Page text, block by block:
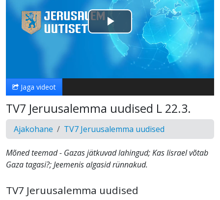
Esita
video
Jaga videot
TV7 Jeruusalemma uudised L 22.3.
Ajakohane TV7 Jeruusalemma uudised
Mõned teemad - Gazas jätkuvad lahingud; Kas Iisrael võtab
Gaza tagasi?; Jeemenis algasid rünnakud.
TV7 Jeruusalemma uudised